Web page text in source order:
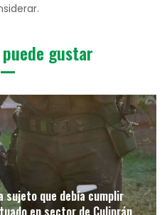
gustar
sujeto que debía cumplir
en sector de Culiprán